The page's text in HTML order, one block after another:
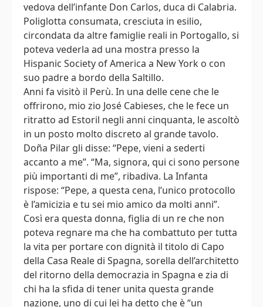
vedova dell’infante Don Carlos, duca di Calabria.
Poliglotta consumata, cresciuta in esilio,
circondata da altre famiglie reali in Portogallo, si
poteva vederla ad una mostra presso la
Hispanic Society of America a New York o con
suo padre a bordo della Saltillo.
Anni fa visitò il Perù. In una delle cene che le
offrirono, mio zio José Cabieses, che le fece un
ritratto ad Estoril negli anni cinquanta, le ascoltò
in un posto molto discreto al grande tavolo.
Doña Pilar gli disse: “Pepe, vieni a sederti
accanto a me”. “Ma, signora, qui ci sono persone
più importanti di me”, ribadiva. La Infanta
rispose: “Pepe, a questa cena, l’unico protocollo
è l’amicizia e tu sei mio amico da molti anni”.
Così era questa donna, figlia di un re che non
poteva regnare ma che ha combattuto per tutta
la vita per portare con dignità il titolo di Capo
della Casa Reale di Spagna, sorella dell’architetto
del ritorno della democrazia in Spagna e zia di
chi ha la sfida di tener unita questa grande
nazione, uno di cui lei ha detto che è “un